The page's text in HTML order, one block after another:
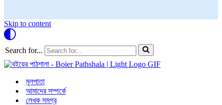
Skip to content
Search for...
মূলপাতা
আমাদের সম্পর্কে
লেখক সমগ্র